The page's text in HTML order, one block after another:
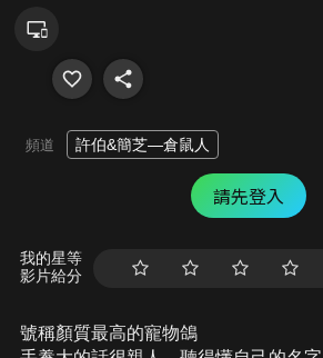
頻道 許伯&簡芝—倉鼠人
請先登入
我的星等
影片給分
號稱顏質最高的寵物鴿